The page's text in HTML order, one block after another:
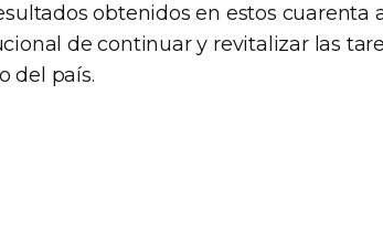
obtenidos en estos cuarenta
de continuar y revitalizar las
del país.